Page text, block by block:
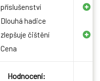
příslušenství
Dlouhá hadice
zlepšuje čištění
Cena
Hodnocení: